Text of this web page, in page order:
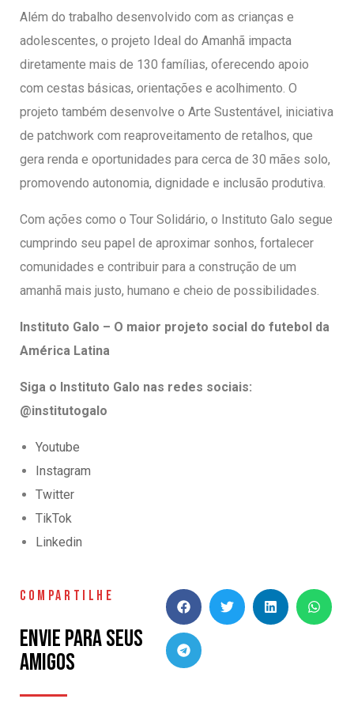
Além do trabalho desenvolvido com as crianças e
adolescentes, o projeto Ideal do Amanhã impacta
diretamente mais de 130 famílias, oferecendo apoio
com cestas básicas, orientações e acolhimento. O
projeto também desenvolve o Arte Sustentável, iniciativa
de patchwork com reaproveitamento de retalhos, que
gera renda e oportunidades para cerca de 30 mães solo,
promovendo autonomia, dignidade e inclusão produtiva.
Com ações como o Tour Solidário, o Instituto Galo segue
cumprindo seu papel de aproximar sonhos, fortalecer
comunidades e contribuir para a construção de um
amanhã mais justo, humano e cheio de possibilidades.
Instituto Galo – O maior projeto social do futebol da
América Latina
Siga o Instituto Galo nas redes sociais:
@institutogalo
Youtube
Instagram
Twitter
TikTok
Linkedin
COMPARTILHE
Envie para seus
amigos